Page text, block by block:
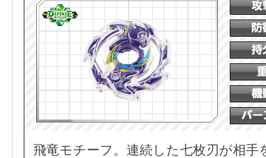
飛竜モチーフ。連続した七枚刃が相手